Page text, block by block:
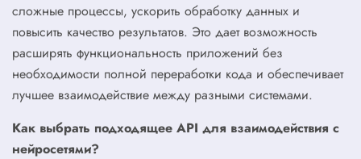
сложные процессы, ускорить обработку данных и
повысить качество результатов. Это дает возможность
расширять функциональность приложений без
необходимости полной переработки кода и обеспечивает
лучшее взаимодействие между разными системами.
Как выбрать подходящее API для взаимодействия с
нейросетями?